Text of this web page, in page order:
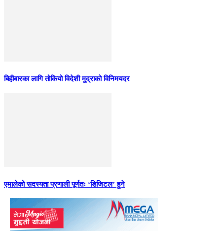
बिहीबारका लागि तोकियो विदेशी मुद्राको विनिमयदर
एमालेको सदस्यता प्रणाली पूर्णतः ‘डिजिटल’ हुने